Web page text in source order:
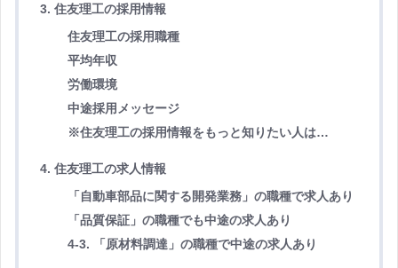
3. 住友理工の採用情報
住友理工の採用職種
平均年収
労働環境
中途採用メッセージ
※住友理工の採用情報をもっと知りたい人は…
4. 住友理工の求人情報
「自動車部品に関する開発業務」の職種で求人あり
「品質保証」の職種でも中途の求人あり
4-3. 「原材料調達」の職種で中途の求人あり